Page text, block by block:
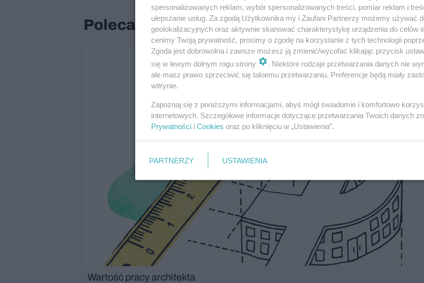
Polecane artykuły
Wartość pracy architekta
spersonalizowanych reklam, wybór spersonalizowanych treści, pomiar reklam i
ulepszanie usług. Za zgodą Użytkownika my i Zaufani Partnerzy możemy używać
geolokalizacyjnych oraz aktywnie skanować charakterystykę urządzenia do celów
cenimy Twoją prywatność, prosimy o zgodę na korzystanie z tych technologii
Zgoda jest dobrowolna i zawsze możesz ją zmienić/wycofać klikając przycisk
się w lewym dolnym rogu strony
. Niektóre rodzaje przetwarzania danych nie
ale masz prawo sprzeciwić się takiemu przetwarzaniu. Preferencje będą miały
witrynie.
Zapoznaj się z poniższymi informacjami, abyś mógł świadomie i komfortowo
internetowych. Szczegółowe informacje dotyczące przetwarzania Twoich danych
Prywatności i Cookies oraz po kliknięciu w „Ustawienia”.
PARTNERZY USTAWIENIA